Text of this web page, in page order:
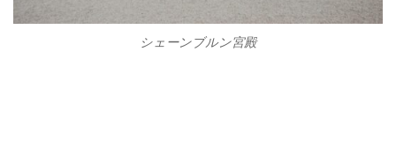
シェーンブルン宮殿